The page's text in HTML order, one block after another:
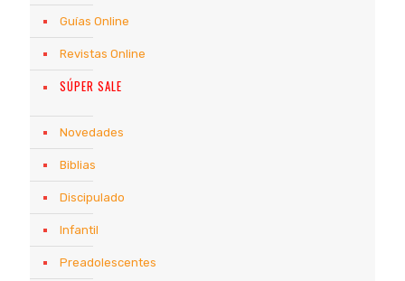
Guías Online
Revistas Online
SÚPER SALE
Novedades
Biblias
Discipulado
Infantil
Preadolescentes